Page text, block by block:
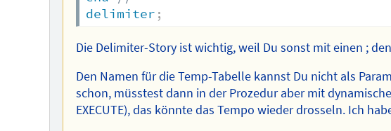
delimiter ;
Die Delimiter-Story ist wichtig, weil Du sonst mit einen ;
Den Namen für die Temp-Tabelle kannst Du nicht als
schon, müsstest dann in der Prozedur aber mit
EXECUTE), das könnte das Tempo wieder drosseln. Ich